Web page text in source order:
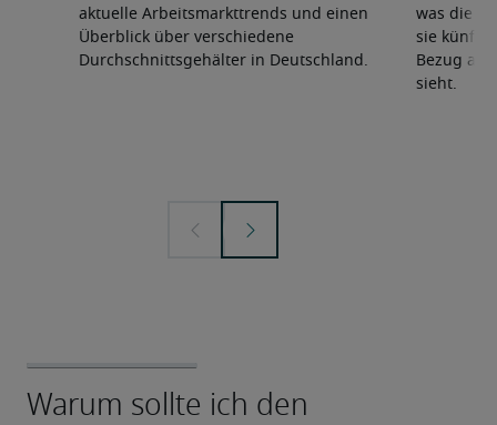
aktuelle Arbeitsmarkttrends und einen
Überblick über verschiedene
Durchschnittsgehälter in Deutschland.
was die
sie
Bezug
sieht.